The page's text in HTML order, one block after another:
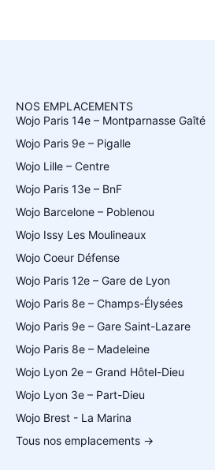
NOS EMPLACEMENTS
Wojo Paris 14e – Montparnasse Gaîté
Wojo Paris 9e – Pigalle
Wojo Lille – Centre
Wojo Paris 13e – BnF
Wojo Barcelone – Poblenou
Wojo Issy Les Moulineaux
Wojo Coeur Défense
Wojo Paris 12e – Gare de Lyon
Wojo Paris 8e – Champs-Élysées
Wojo Paris 9e – Gare Saint-Lazare
Wojo Paris 8e – Madeleine
Wojo Lyon 2e – Grand Hôtel-Dieu
Wojo Lyon 3e – Part-Dieu
Wojo Brest - La Marina
Tous nos emplacements →